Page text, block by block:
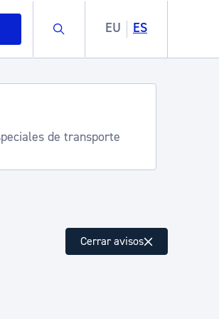
Buscar EU ES
de transporte
Cerrar avisos